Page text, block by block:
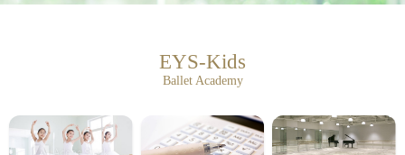
EYS-Kids
Ballet Academy